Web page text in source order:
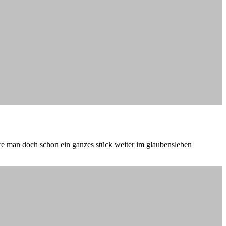
doch schon ein ganzes stück weiter im glaubensleben